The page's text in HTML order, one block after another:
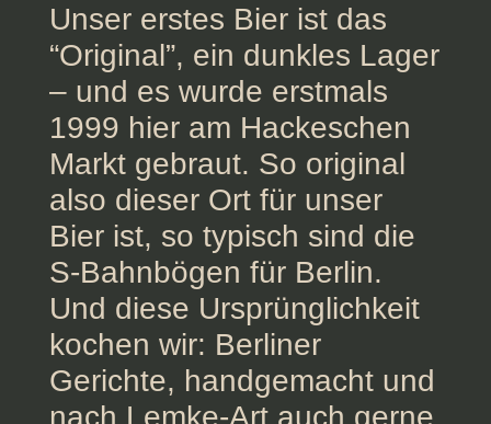
Unser erstes Bier ist das
“Original”, ein dunkles Lager
– und es wurde erstmals
1999 hier am Hackeschen
Markt gebraut. So original
also dieser Ort für unser
Bier ist, so typisch sind die
S-Bahnbögen für Berlin.
Und diese Ursprünglichkeit
kochen wir: Berliner
Gerichte, handgemacht und
nach Lemke-Art auch gerne